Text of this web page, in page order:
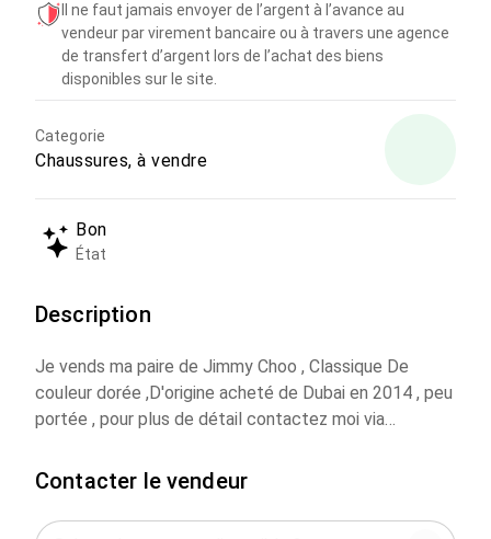
Il ne faut jamais envoyer de l’argent à l’avance au
vendeur par virement bancaire ou à travers une agence
de transfert d’argent lors de l’achat des biens
disponibles sur le site.
Categorie
Chaussures, à vendre
Bon
État
Description
Je vends ma paire de Jimmy Choo , Classique De
couleur dorée ,D'origine acheté de Dubai en 2014 , peu
portée , pour plus de détail contactez moi via
Contacter le vendeur